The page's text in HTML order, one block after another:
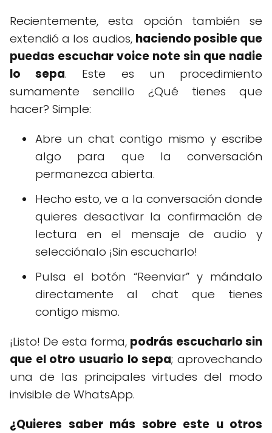
Recientemente, esta opción también se
extendió a los audios, haciendo posible que
puedas escuchar voice note sin que nadie
lo sepa. Este es un procedimiento
sumamente sencillo ¿Qué tienes que
hacer? Simple:
Abre un chat contigo mismo y escribe
algo para que la conversación
permanezca abierta.
Hecho esto, ve a la conversación donde
quieres desactivar la confirmación de
lectura en el mensaje de audio y
selecciónalo ¡Sin escucharlo!
Pulsa el botón “Reenviar” y mándalo
directamente al chat que tienes
contigo mismo.
¡Listo! De esta forma, podrás escucharlo sin
que el otro usuario lo sepa; aprovechando
una de las principales virtudes del modo
invisible de WhatsApp.
¿Quieres saber más sobre este u otros